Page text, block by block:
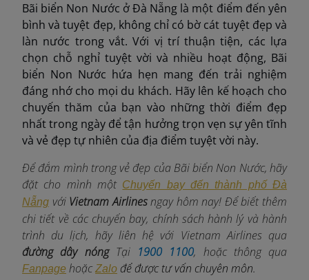
Bãi biển Non Nước ở Đà Nẵng là một điểm đến yên
bình và tuyệt đẹp, không chỉ có bờ cát tuyệt đẹp và
làn nước trong vắt. Với vị trí thuận tiện, các lựa
chọn chỗ nghỉ tuyệt vời và nhiều hoạt động, Bãi
biển Non Nước hứa hẹn mang đến trải nghiệm
đáng nhớ cho mọi du khách. Hãy lên kế hoạch cho
chuyến thăm của bạn vào những thời điểm đẹp
nhất trong ngày để tận hưởng trọn vẹn sự yên tĩnh
và vẻ đẹp tự nhiên của địa điểm tuyệt vời này.
Để đắm mình trong vẻ đẹp của Bãi biển Non Nước, hãy
đặt cho mình một Chuyến bay đến thành phố Đà
Nẵng với Vietnam Airlinesngay hôm nay! Để biết thêm
chi tiết về các chuyến bay, chính sách hành lý và hành
trình du lịch, hãy liên hệ với Vietnam Airlines qua
đường dây nóngTại 1900 1100, hoặc thông qua
Fanpage hoặc Zalo để được tư vấn chuyên môn.